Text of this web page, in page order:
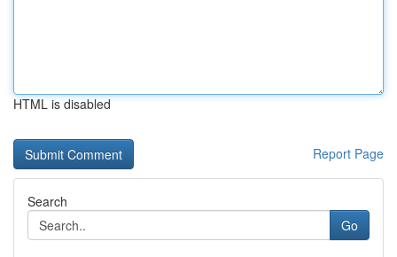
HTML is disabled
Report Page
Search
Go